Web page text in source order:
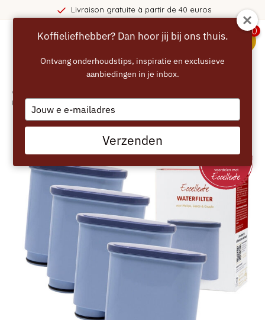
de 40 euros 365 jours
0
Accueil
Philips Saeco
Koffieliefhebber? Dan hoor jij bij ons thuis.
Ontvang onderhoudstips, inspiratie en exclusieve
aanbiedingen in je inbox.
Type
your
email
Verzenden